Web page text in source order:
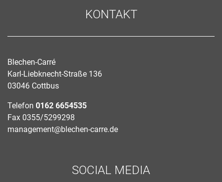
KONTAKT
Blechen-Carré
Karl-Liebknecht-Straße 136
03046 Cottbus
Telefon 0162 6654535
Fax 0355/5299298
management@blechen-carre.de
SOCIAL MEDIA